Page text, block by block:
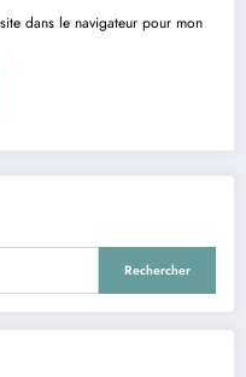
dans le navigateur pour mon
Rechercher